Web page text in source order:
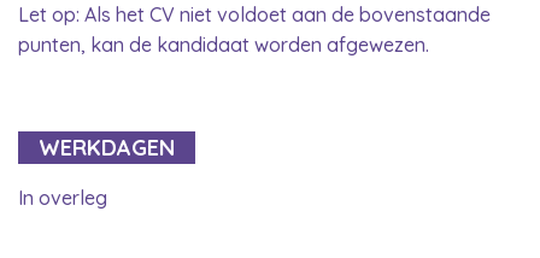
Let op: Als het CV niet voldoet aan de bovenstaande
punten, kan de kandidaat worden afgewezen.
WERKDAGEN
In overleg